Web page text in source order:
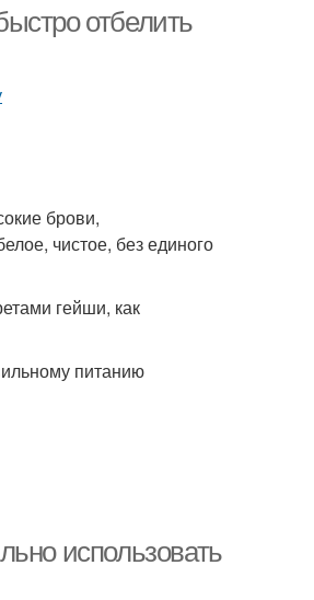
пигментных пятен
отбелить
брови,
чистое, без единого
гейши, как
питанию
использовать